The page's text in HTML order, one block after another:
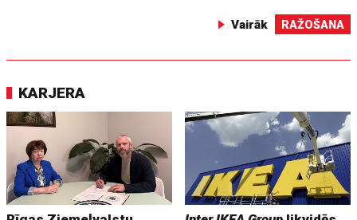
Vairāk RAŽOŠANA
KARJERA